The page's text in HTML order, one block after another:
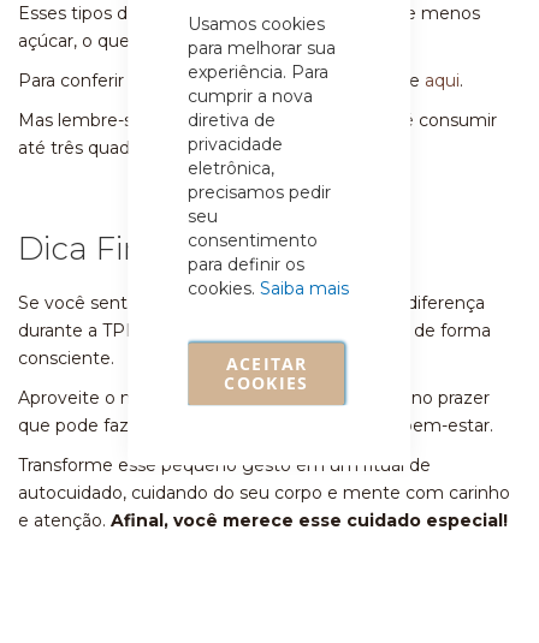
Usamos cookies
para melhorar sua
experiência. Para
cumprir a nova
diretiva de
privacidade
eletrônica,
precisamos pedir
seu
consentimento
para definir os
cookies.Saiba mais
ACEITAR
COOKIES
Esses tipos de chocolate têm mais magnésio e menos
açúcar, o que é melhor para a saúde.
Para conferir algumas das nossas opções, clique aqui.
Mas lembre-se, moderação é a chave! O ideal é consumir
até três quadradinhos diários (cerca de 15g).
Dica Final
Se você sente que o chocolate realmente faz diferença
durante a TPM, inclua essa delícia na sua rotina de forma
consciente.
Aproveite o momento e permita-se um pequeno prazer
que pode fazer uma grande diferença no seu bem-estar.
Transforme esse pequeno gesto em um ritual de
autocuidado, cuidando do seu corpo e mente com carinho
e atenção. Afinal, você merece esse cuidado especial!